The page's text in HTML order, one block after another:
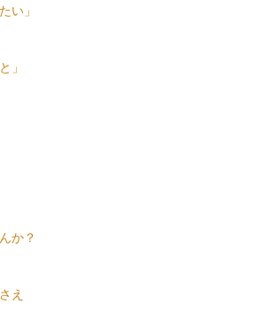
い」
」
か？
え